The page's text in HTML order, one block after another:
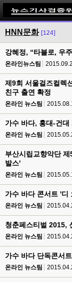
HNN문화 [124]
강혜정, “타블로, 우
온라인뉴스팀
제9회 서울걸즈컬렉
친구 출연 확정
온라인 뉴스팀
가수 바다, 홍대-건
온라인 뉴스팀
부산시립교향악단
발스'
온라인 뉴스팀
가수 바다 콘서트 '디
온라인 뉴스팀
청춘페스티벌 2015,
온라인 뉴스팀
가수 바다 단독콘서
온라인 뉴스팀